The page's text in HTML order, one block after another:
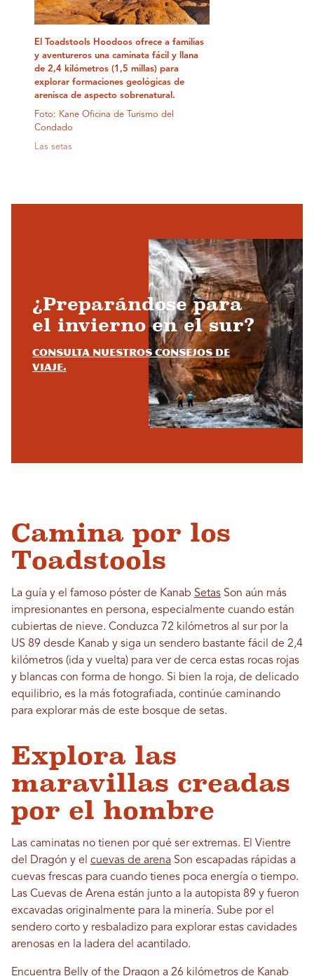
El Toadstools Hoodoos ofrece a familias
y aventureros una caminata fácil y llana
de 2,4 kilómetros (1,5 millas) para
explorar formaciones geológicas de
arenisca de aspecto sobrenatural.
Foto: Kane Oficina de Turismo del
Condado
Las setas
¿Preparándose para
el invierno en el sur?
Consulta nuestros consejos de
viaje.
Camina por los
Toadstools
La guía y el famoso póster de Kanab Setas Son aún más
impresionantes en persona, especialmente cuando están
cubiertas de nieve. Conduzca 72 kilómetros al sur por la
US 89 desde Kanab y siga un sendero bastante fácil de 2,4
kilómetros (ida y vuelta) para ver de cerca estas rocas rojas
y blancas con forma de hongo. Si bien la roja, de delicado
equilibrio, es la más fotografiada, continúe caminando
para explorar más de este bosque de setas.
Explora las
maravillas creadas
por el hombre
Las caminatas no tienen por qué ser extremas. El Vientre
del Dragón y el cuevas de arena Son escapadas rápidas a
cuevas frescas para cuando tienes poca energía o tiempo.
Las Cuevas de Arena están junto a la autopista 89 y fueron
excavadas originalmente para la minería. Sube por el
sendero corto y resbaladizo para explorar estas cavidades
arenosas en la ladera del acantilado.
Encuentra Belly of the Dragon a 26 kilómetros de Kanab